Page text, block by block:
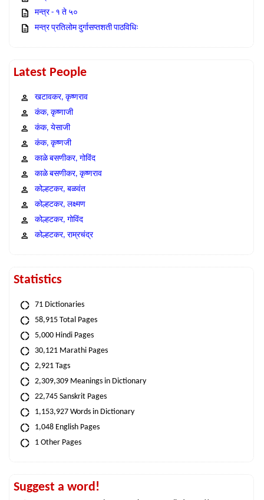
मन्त्र - १ ते ५०
मन्त्र प्रतिलोम दुर्गासप्तशती पाठविधिः
Latest People
खटावकर, कृष्णराव
कंक, कृष्णाजी
कंक, येसाजी
कंक, कृष्णजी
काळे बसणीकर, गोविंद
काळे बसणीकर, कृष्णराव
कोल्हटकर, बळवंत
कोल्हटकर, लक्ष्मण
कोल्हटकर, गोविंद
कोल्हटकर, राम्रचंद्र
Statistics
71 Dictionaries
58,915 Total Pages
5,000 Hindi Pages
30,121 Marathi Pages
2,921 Tags
2,309,309 Meanings in Dictionary
22,745 Sanskrit Pages
1,153,927 Words in Dictionary
1,048 English Pages
1 Other Pages
Suggest a word!